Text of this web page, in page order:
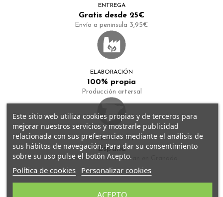
ENTREGA
Gratis desde 25€
Envío a peninsula 3,95€
ELABORACIÓN
100% propia
Producción artersal
FABRICADO EN
España
Todos nuestros tés se fabrican en Granada
Este sitio web utiliza cookies propias y de terceros para
mejorar nuestros servicios y mostrarle publicidad
relacionada con sus preferencias mediante el análisis de
sus hábitos de navegación. Para dar su consentimiento
sobre su uso pulse el botón Acepto.
Política de cookies Personalizar cookies